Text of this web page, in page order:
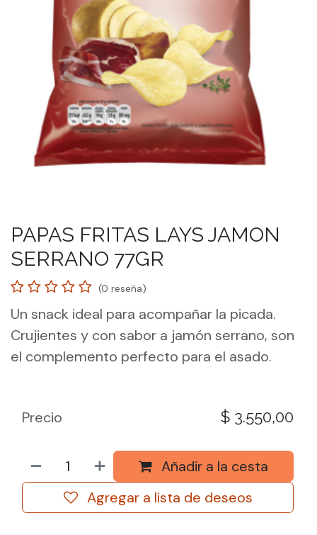
PAPAS FRITAS LAYS JAMON
SERRANO 77GR
(0 reseña)
Un snack ideal para acompañar la picada.
Crujientes y con sabor a jamón serrano, son
el complemento perfecto para el asado.
Añadir a la cesta
Agregar a lista de deseos
Precio $ 3.550,00